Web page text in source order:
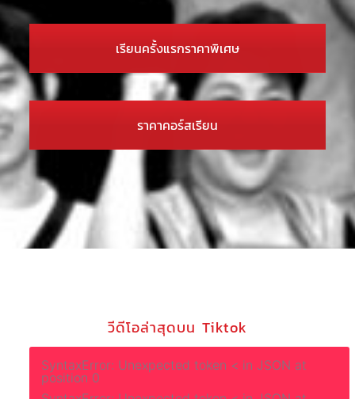
เรียนครั้งแรกราคาพิเศษ
ราคาคอร์สเรียน
วีดีโอล่าสุดบน Tiktok
SyntaxError: Unexpected token < in JSON at
position 0